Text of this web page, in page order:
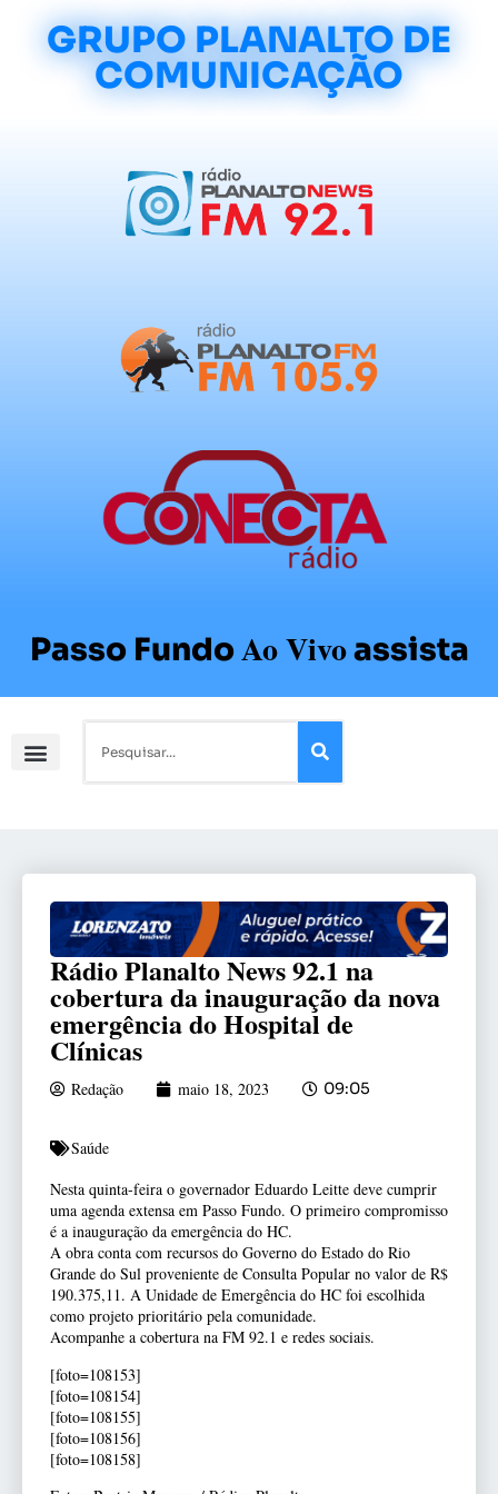
GRUPO PLANALTO DE
COMUNICAÇÃO
Passo FundoAo Vivoassista
Rádio Planalto News 92.1 na
cobertura da inauguração da nova
emergência do Hospital de
Clínicas
Redação maio 18, 2023 09:05
Saúde
Nesta quinta-feira o governador Eduardo Leitte deve cumprir
uma agenda extensa em Passo Fundo. O primeiro compromisso
é a inauguração da emergência do HC.
A obra conta com recursos do Governo do Estado do Rio
Grande do Sul proveniente de Consulta Popular no valor de R$
190.375,11. A Unidade de Emergência do HC foi escolhida
como projeto prioritário pela comunidade.
Acompanhe a cobertura na FM 92.1 e redes sociais.
[foto=108153]
[foto=108154]
[foto=108155]
[foto=108156]
[foto=108158]